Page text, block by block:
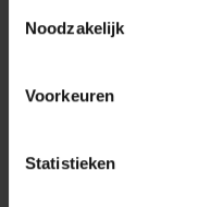
Noodzakelijk
Voorkeuren
Statistieken
hebben De Walvis
De Walvis is niet
zijn significante
gebouw is aan de